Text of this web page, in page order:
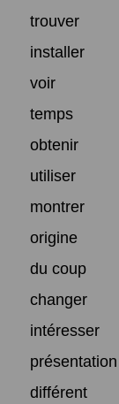
trouver
installer
voir
temps
obtenir
utiliser
montrer
origine
du coup
changer
intéresser
présentation
différent